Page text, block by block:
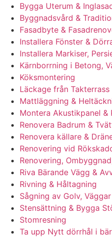
Bygga Uterum &
Byggnadsvård &
Fasadbyte &
Installera Fönster &
Installera Markiser,
Kärnborrning i Betong,
Köksmontering
Läckage från Takterrass
Mattläggning &
Montera Akustikpanel &
Renovera Badrum &
Renovera källare &
Renovering vid
Renovering,
Riva Bärande Vägg &
Rivning & Håltagning
Sågning av Golv,
Stensättning & Bygga
Stomresning
Ta upp Nytt dörrhål i